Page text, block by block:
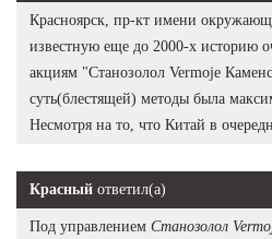
Красноярск, пр-кт имени
известную еще до 2000-х историю
акциям "Станозолол Vermoje
суть(блестящей) методы была
Несмотря на то, что Китай в
Красный ответил(а)
Под управлением Станозолол